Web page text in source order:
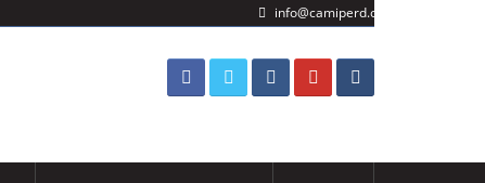
info@camiperd.org